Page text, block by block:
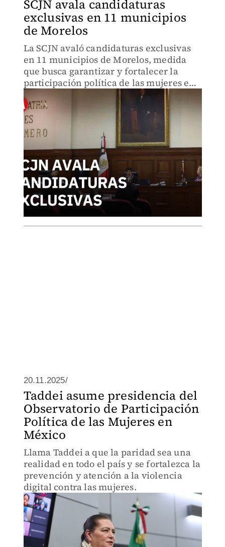
SCJN avala candidaturas
exclusivas en 11 municipios
de Morelos
La SCJN avaló candidaturas exclusivas
en 11 municipios de Morelos, medida
que busca garantizar y fortalecer la
participación política de las mujeres en
el estado. La ministra Yasmín Esquivel
explicó los criterios que respaldan la
resolución.
20.11.2025/
Taddei asume presidencia del
Observatorio de Participación
Política de las Mujeres en
México
Llama Taddei a que la paridad sea una
realidad en todo el país y se fortalezca la
prevención y atención a la violencia
digital contra las mujeres.